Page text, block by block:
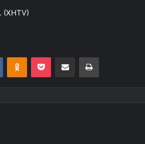
(XHTV)
VKontakteOdnoklassniki
Pocket E-Posta ile paylaş Yazdır